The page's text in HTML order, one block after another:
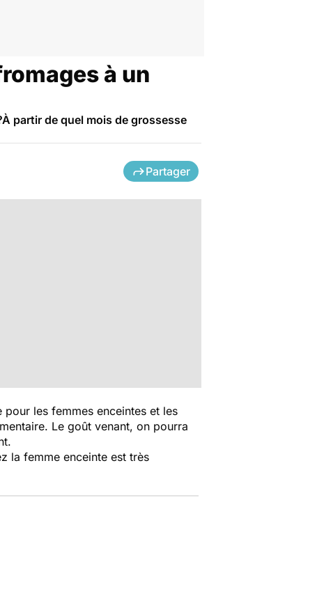
à un
partir de quel mois de grossesse
Partager
les femmes enceintes et les
Le goût venant, on pourra
la femme enceinte est très